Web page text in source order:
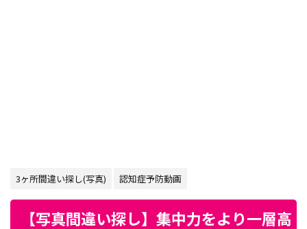
3ヶ所間違い探し(写真) 認知症予防動画
【写真間違い探し】集中力をより一層高